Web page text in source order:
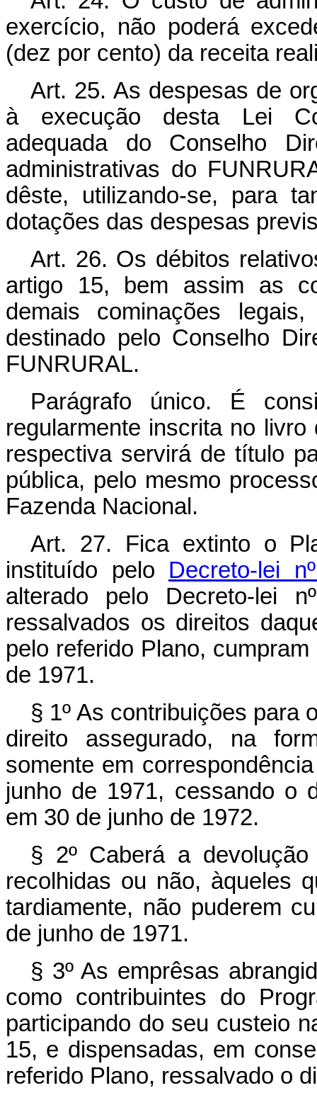
exercício, não poderá
(dez por cento) da receita
Art. 25. As despesas de
à execução desta Lei
adequada do Conselho
administrativas do
dêste, utilizando-se, para
dotações das despesas
Art. 26. Os débitos
artigo 15, bem assim as
demais cominações
destinado pelo Conselho
FUNRURAL.
Parágrafo único. É
regularmente inscrita no
respectiva servirá de título
pública, pelo mesmo
Fazenda Nacional.
Art. 27. Fica extinto o
instituído pelo Decreto-lei
alterado pelo Decreto-lei
ressalvados os direitos
pelo referido Plano,
de 1971.
§ 1º As contribuições para
direito assegurado, na
somente em
junho de 1971, cessando o
em 30 de junho de 1972.
§ 2º Caberá a
recolhidas ou não, àqueles
tardiamente, não puderem
de junho de 1971.
§ 3º As emprêsas
como contribuintes do
participando do seu custeio
15, e dispensadas, em
referido Plano, ressalvado o